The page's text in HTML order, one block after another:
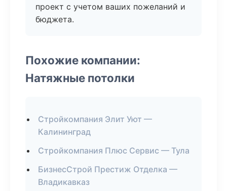
проект с учетом ваших пожеланий и
бюджета.
Похожие компании:
Натяжные потолки
Стройкомпания Элит Уют —
Калининград
Стройкомпания Плюс Сервис — Тула
БизнесСтрой Престиж Отделка —
Владикавказ